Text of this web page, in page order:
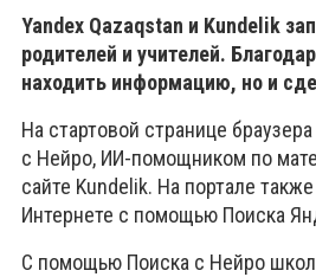
Yandex Qazaqstan и Kundelik
родителей и учителей.
находить информацию, но и
На стартовой странице
с Нейро, ИИ-помощником по
сайте Kundelik. На портале
Интернете с помощью Поиска
С помощью Поиска с Нейро